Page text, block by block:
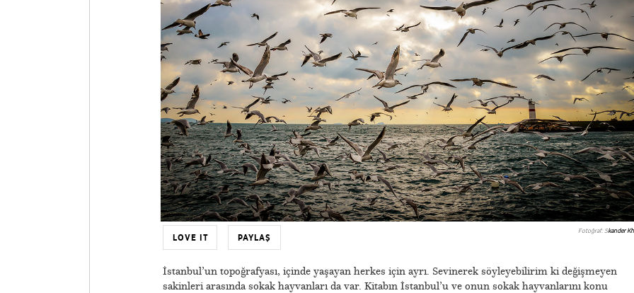
LOVE IT PAYLAŞ
Fotoğraf: Skander
İstanbul’un topoğrafyası, içinde yaşayan herkes için ayrı. Sevinerek söyleyebilirim ki değişmeyen
sakinleri arasında sokak hayvanları da var. Kitabın İstanbul’u ve onun sokak hayvanlarını konu